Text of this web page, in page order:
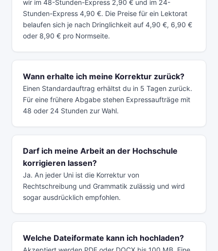
wir im 48-Stunden-Express 2,90 € und im 24-
Stunden-Express 4,90 €. Die Preise für ein Lektorat
belaufen sich je nach Dringlichkeit auf 4,90 €, 6,90 €
oder 8,90 € pro Normseite.
Wann erhalte ich meine Korrektur zurück?
Einen Standardauftrag erhältst du in 5 Tagen zurück.
Für eine frühere Abgabe stehen Expressaufträge mit
48 oder 24 Stunden zur Wahl.
Darf ich meine Arbeit an der Hochschule
korrigieren lassen?
Ja. An jeder Uni ist die Korrektur von
Rechtschreibung und Grammatik zulässig und wird
sogar ausdrücklich empfohlen.
Welche Dateiformate kann ich hochladen?